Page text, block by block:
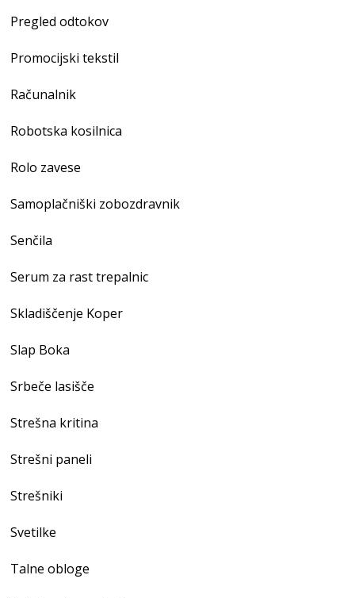
Pregled odtokov
Promocijski tekstil
Računalnik
Robotska kosilnica
Rolo zavese
Samoplačniški zobozdravnik
Senčila
Serum za rast trepalnic
Skladiščenje Koper
Slap Boka
Srbeče lasišče
Strešna kritina
Strešni paneli
Strešniki
Svetilke
Talne obloge